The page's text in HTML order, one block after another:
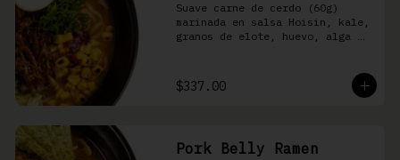
Suave carne de cerdo (60g)
marinada en salsa Hoisin, kale,
granos de elote, huevo, alga
cerdo
$337.00
Pork Belly Ramen